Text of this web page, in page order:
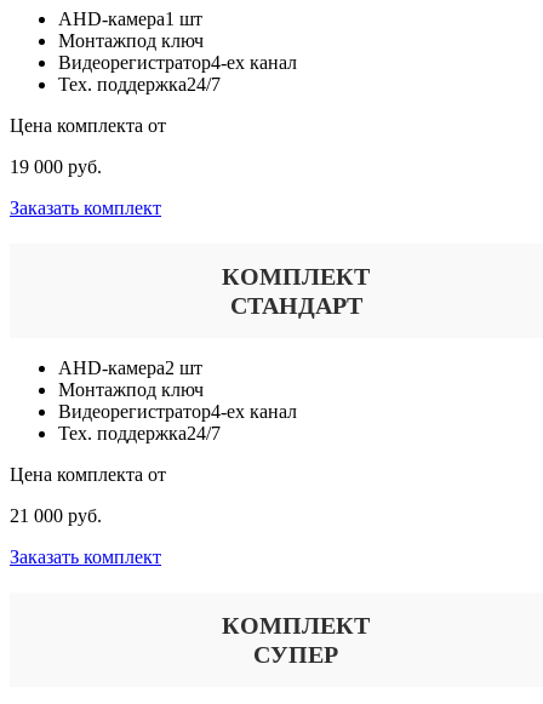
AHD-камера1 шт
Монтажпод ключ
Видеорегистратор4-ех канал
Тех. поддержка24/7
Цена комплекта от
19 000 руб.
Заказать комплект
КОМПЛЕКТ
СТАНДАРТ
AHD-камера2 шт
Монтажпод ключ
Видеорегистратор4-ех канал
Тех. поддержка24/7
Цена комплекта от
21 000 руб.
Заказать комплект
КОМПЛЕКТ
СУПЕР